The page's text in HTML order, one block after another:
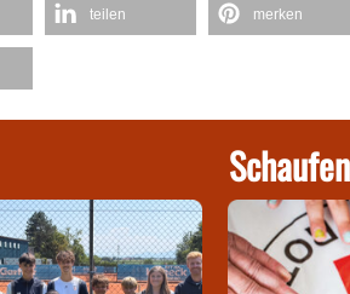
teilen merken